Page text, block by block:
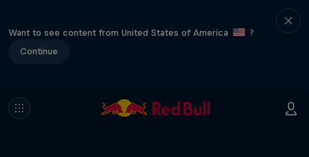
Want to see content from United States of America
?
Continue